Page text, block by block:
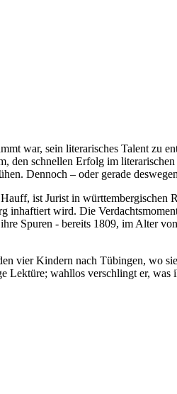
war, sein literarisches Talent zu
schnellen Erfolg im
Dennoch – oder gerade
ist Jurist in württembergischen
inhaftiert wird. Die
Spuren - bereits 1809, im Alter
vier Kindern nach Tübingen, wo
Lektüre; wahllos verschlingt er,